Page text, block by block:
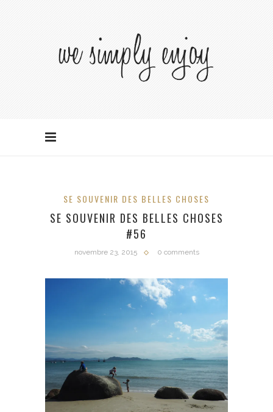
SE SOUVENIR DES BELLES CHOSES
SE SOUVENIR DES BELLES CHOSES
#56
novembre 23, 2015 0 comments